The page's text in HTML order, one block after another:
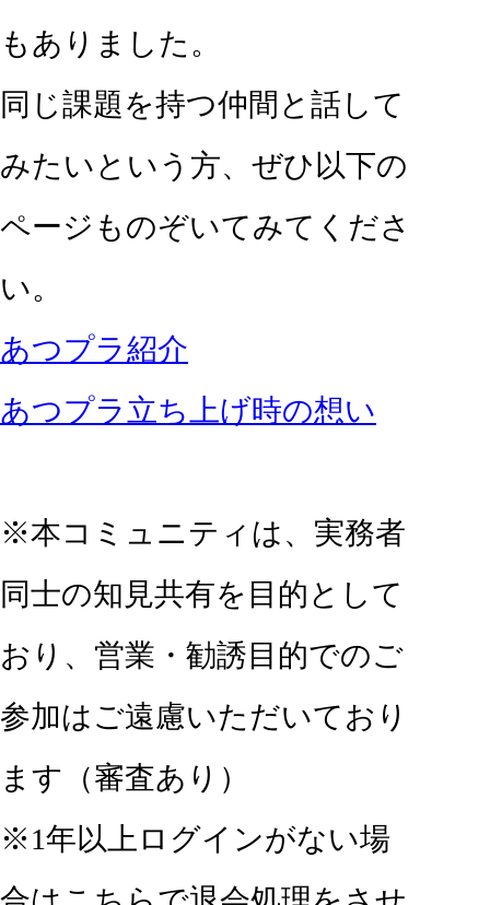
もありました。
同じ課題を持つ仲間と話して
みたいという方、ぜひ以下の
ページものぞいてみてくださ
い。
あつプラ紹介
あつプラ立ち上げ時の想い
※本コミュニティは、実務者
同士の知見共有を目的として
おり、営業・勧誘目的でのご
参加はご遠慮いただいており
ます（審査あり）
※1年以上ログインがない場